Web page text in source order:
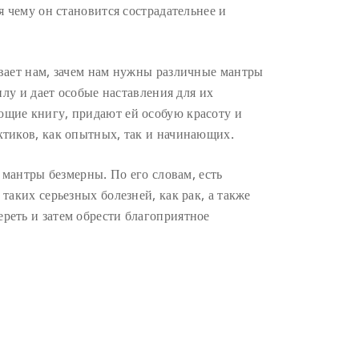
он становится сострадательнее и
нам, зачем нам нужны различные мантры
и дает особые наставления для их
книгу, придают ей особую красоту и
как опытных, так и начинающих.
безмерны. По его словам, есть
серьезных болезней, как рак, а также
и затем обрести благоприятное